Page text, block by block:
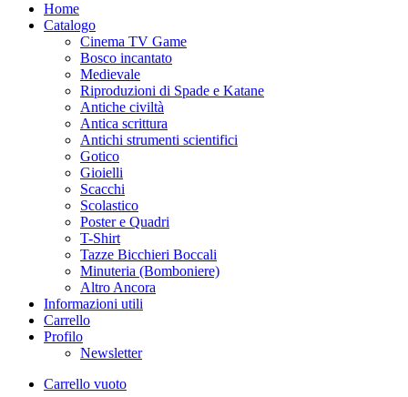
Home
Catalogo
Cinema TV Game
Bosco incantato
Medievale
Riproduzioni di Spade e Katane
Antiche civiltà
Antica scrittura
Antichi strumenti scientifici
Gotico
Gioielli
Scacchi
Scolastico
Poster e Quadri
T-Shirt
Tazze Bicchieri Boccali
Minuteria (Bomboniere)
Altro Ancora
Informazioni utili
Carrello
Profilo
Newsletter
Carrello vuoto